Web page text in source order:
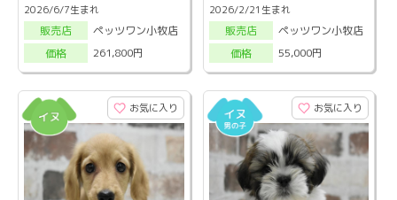
2026/6/7生まれ
販売店
ペッツワン小牧店
価格
261,800円
2026/2/21生まれ
販売店
ペッツワン小牧店
価格
55,000円
お気に入り お気に入り